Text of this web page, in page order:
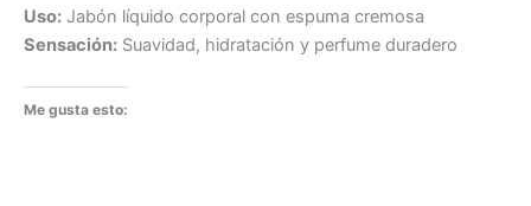
Uso: Jabón líquido corporal con espuma cremosa
Sensación: Suavidad, hidratación y perfume duradero
Me gusta esto: